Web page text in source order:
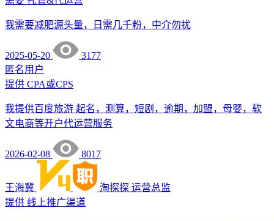
我需要减肥源头量，日需几千粉，中介勿扰
2025-05-20
3177
匿名用户
提供 CPA或CPS
我提供百度旅游 起名，测算，短剧，逾期，加盟，母婴，软
文电商等开户代运营服务
2026-02-08 8017
王海冀 淘探探 运营总监
提供 线上推广渠道